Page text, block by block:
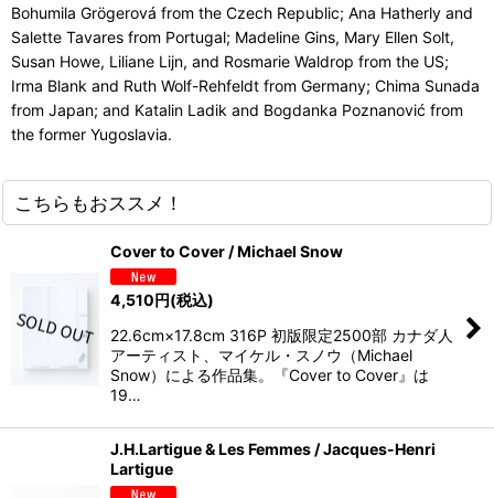
Bohumila Grögerová from the Czech Republic; Ana Hatherly and
Salette Tavares from Portugal; Madeline Gins, Mary Ellen Solt,
Susan Howe, Liliane Lijn, and Rosmarie Waldrop from the US;
Irma Blank and Ruth Wolf-Rehfeldt from Germany; Chima Sunada
from Japan; and Katalin Ladik and Bogdanka Poznanović from
the former Yugoslavia.
こちらもおススメ！
Cover to Cover / Michael Snow
4,510円(税込)
22.6cm×17.8cm 316P 初版限定2500部 カナダ人
アーティスト、マイケル・スノウ（Michael
Snow）による作品集。 ​『Cover to Cover』は
19…
J.H.Lartigue & Les Femmes / Jacques-Henri
Lartigue